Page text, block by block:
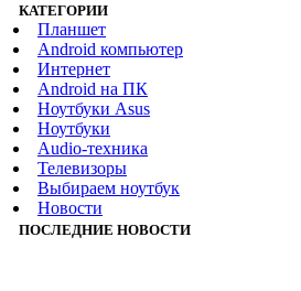
КАТЕГОРИИ
Планшет
Android компьютер
Интернет
Android на ПК
Ноутбуки Asus
Ноутбуки
Audiо-техника
Телевизоры
Выбираем ноутбук
Новости
ПОСЛЕДНИЕ НОВОСТИ